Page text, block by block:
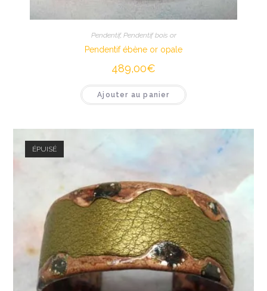
Pendentif, Pendentif bois or
Pendentif ébène or opale
489,00€
Ajouter au panier
ÉPUISÉ